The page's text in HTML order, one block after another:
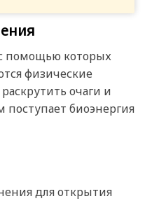
помощью которых
физические
очаги и
биоэнергия
для открытия